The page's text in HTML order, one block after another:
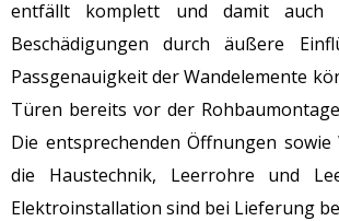
entfällt komplett und damit auch
Beschädigungen durch äußere
Passgenauigkeit der Wandelemente
Türen bereits vor der
Die entsprechenden Öffnungen
die Haustechnik, Leerrohre und
Elektroinstallation sind bei Lieferung